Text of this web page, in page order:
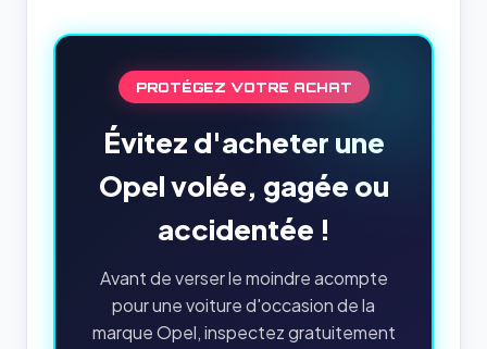
PROTÉGEZ VOTRE ACHAT
Évitez d'acheter une
Opel volée, gagée ou
accidentée !
Avant de verser le moindre acompte
pour une voiture d'occasion de la
marque Opel, inspectez gratuitement